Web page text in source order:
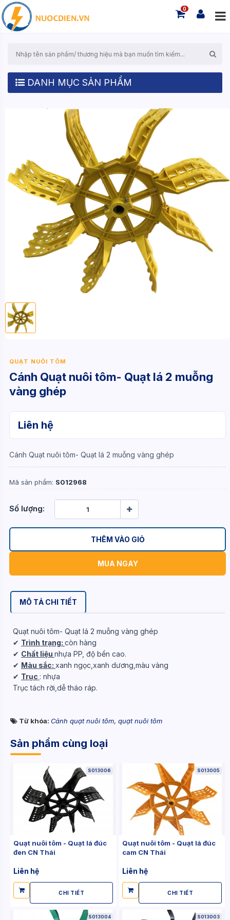
0
DANH MỤC SẢN PHẨM
QUẠT NUÔI TÔM
Cánh Quạt nuôi tôm- Quạt lá 2 muỗng
vàng ghép
Liên hệ
Cánh Quạt nuôi tôm- Quạt lá 2 muỗng vàng ghép
Mã sản phẩm: S012968
Số lượng:
THÊM VÀO GIỎ
MUA NGAY
MÔ TẢ CHI TIẾT
Quạt nuôi tôm- Quạt lá 2 muỗng vàng ghép
✔ Trình trạng: còn hàng
✔ Chất liệu nhựa PP, độ bền cao.
✔ Màu sắc: xanh ngọc,xanh dương,màu vàng
✔ Trục : nhựa
Trục tách rời,dễ tháo ráp.
Từ khóa: Cánh quạt nuôi tôm, quạt nuôi tôm
Sản phẩm cùng loại
S013006
Quạt nuôi tôm - Quạt lá đúc
đen CN Thái
Liên hệ
CHI TIẾT
S013005
Quạt nuôi tôm - Quạt lá đúc
cam CN Thái
Liên hệ
CHI TIẾT
S013004 S013003